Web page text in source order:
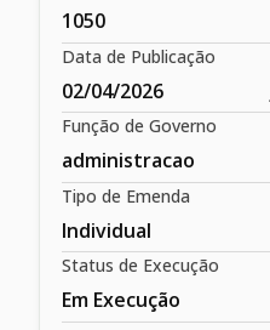
1050
Data de Publicação
02/04/2026
Função de Governo
administracao
Tipo de Emenda
Individual
Status de Execução
Em Execução